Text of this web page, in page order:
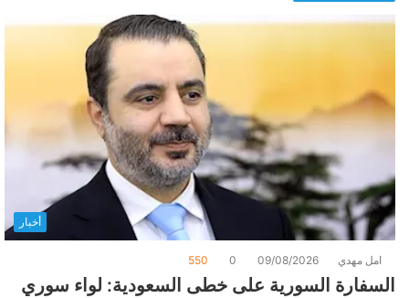
أخبار
امل مهدي 09/08/2026
0
550
السفارة السورية على خطى السعودية: لواء سوري